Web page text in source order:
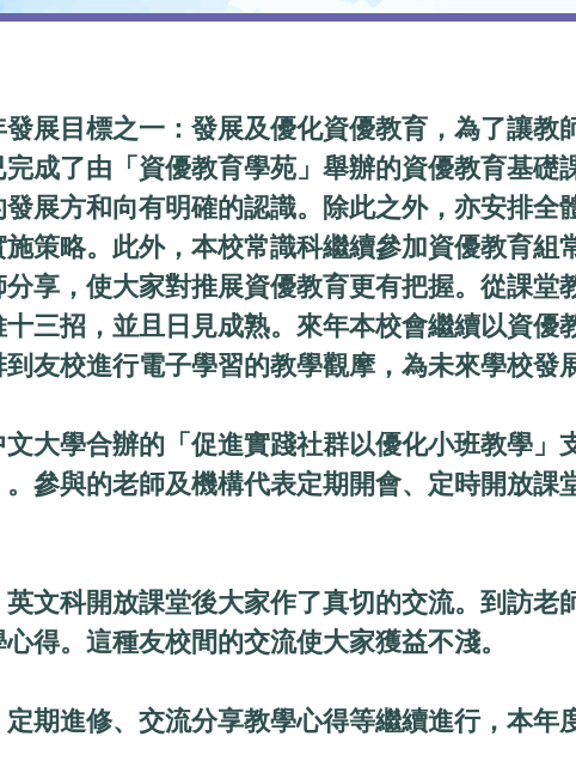
展目標之一：發展及優化資優教育，為了讓教
成了由「資優教育學苑」舉辦的資優教育基礎
展方和向有明確的認識。除此之外，亦安排全
策略。此外，本校常識科繼續參加資優教育組
享，使大家對推展資優教育更有把握。從課堂
三招，並且日見成熟。來年本校會繼續以資優
友校進行電子學習的教學觀摩，為未來學校發
大學合辦的「促進實踐社群以優化小班教學」
參與的老師及機構代表定期開會、定時開放課
文科開放課堂後大家作了真切的交流。到訪老
得。這種友校間的交流使大家獲益不淺。
期進修、交流分享教學心得等繼續進行，本年